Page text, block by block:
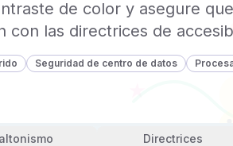
de color y asegure
con las directrices de
Seguridad de centro de datos
Directrices